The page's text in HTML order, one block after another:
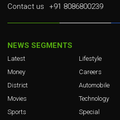
Contact us +91 8086800239
NEWS SEGMENTS
Latest
Money
District
Movies
Sports
Lifestyle
Careers
Automobile
Technology
Special